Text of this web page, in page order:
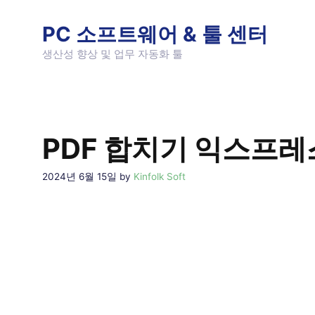
PC 소프트웨어 & 툴 센터
생산성 향상 및 업무 자동화 툴
PDF 합치기 익스프레
2024년 6월 15일 by Kinfolk Soft